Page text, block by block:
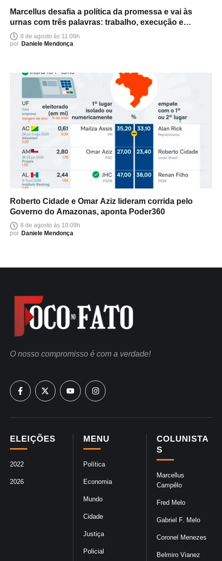
Marcellus desafia a política da promessa e vai às
urnas com três palavras: trabalho, execução e
entrega
8 de agosto às 11:08h
por Daniele Mendonça
Roberto Cidade e Omar Aziz lideram corrida pelo
Governo do Amazonas, aponta Poder360
8 de agosto às 10:09h
por Daniele Mendonça
COLUNISTA
S
Marcellus
Campêlo
Fred Melo
Gabriel F. Melo
Coronel Menezes
Belmiro Vianez
MENU
Política
Economia
Mundo
Cidade
Justiça
Policial
ELEIÇÕES
2022
2026
O nosso compromisso é com a verdade!